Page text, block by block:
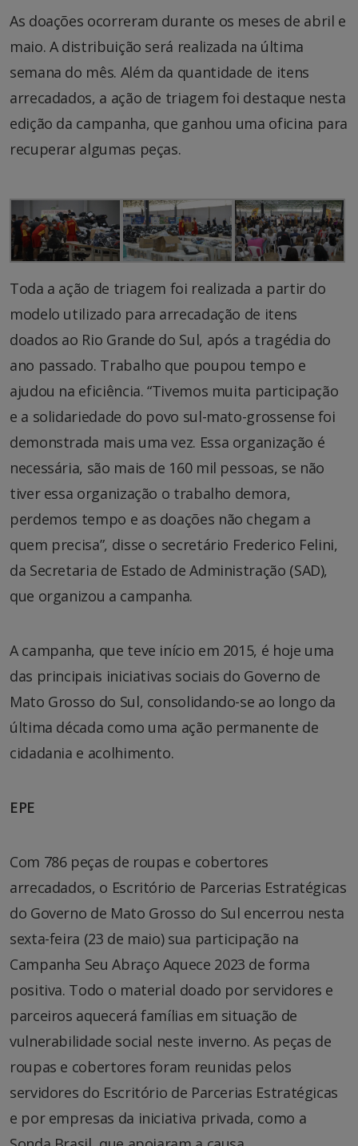
As doações ocorreram durante os meses de abril e
maio. A distribuição será realizada na última
semana do mês. Além da quantidade de itens
arrecadados, a ação de triagem foi destaque nesta
edição da campanha, que ganhou uma oficina para
recuperar algumas peças.
Toda a ação de triagem foi realizada a partir do
modelo utilizado para arrecadação de itens
doados ao Rio Grande do Sul, após a tragédia do
ano passado. Trabalho que poupou tempo e
ajudou na eficiência. “Tivemos muita participação
e a solidariedade do povo sul-mato-grossense foi
demonstrada mais uma vez. Essa organização é
necessária, são mais de 160 mil pessoas, se não
tiver essa organização o trabalho demora,
perdemos tempo e as doações não chegam a
quem precisa”, disse o secretário Frederico Felini,
da Secretaria de Estado de Administração (SAD),
que organizou a campanha.
A campanha, que teve início em 2015, é hoje uma
das principais iniciativas sociais do Governo de
Mato Grosso do Sul, consolidando-se ao longo da
última década como uma ação permanente de
cidadania e acolhimento.
EPE
Com 786 peças de roupas e cobertores
arrecadados, o Escritório de Parcerias Estratégicas
do Governo de Mato Grosso do Sul encerrou nesta
sexta-feira (23 de maio) sua participação na
Campanha Seu Abraço Aquece 2023 de forma
positiva. Todo o material doado por servidores e
parceiros aquecerá famílias em situação de
vulnerabilidade social neste inverno. As peças de
roupas e cobertores foram reunidas pelos
servidores do Escritório de Parcerias Estratégicas
e por empresas da iniciativa privada, como a